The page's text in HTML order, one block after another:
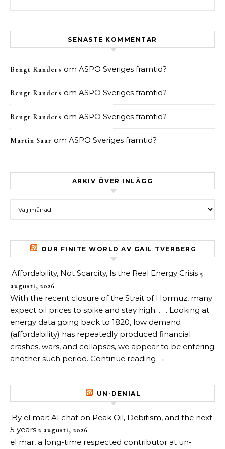
SENASTE KOMMENTAR
Bengt Randers om ASPO Sveriges framtid?
Bengt Randers om ASPO Sveriges framtid?
Bengt Randers om ASPO Sveriges framtid?
Martin Saar om ASPO Sveriges framtid?
ARKIV ÖVER INLÄGG
OUR FINITE WORLD AV GAIL TVERBERG
Affordability, Not Scarcity, Is the Real Energy Crisis 5
augusti, 2026
With the recent closure of the Strait of Hormuz, many
expect oil prices to spike and stay high. . . . Looking at
energy data going back to 1820, low demand
(affordability) has repeatedly produced financial
crashes, wars, and collapses, we appear to be entering
another such period. Continue reading →
UN-DENIAL
By el mar: AI chat on Peak Oil, Debitism, and the next
5 years 2 augusti, 2026
el mar, a long-time respected contributor at un-